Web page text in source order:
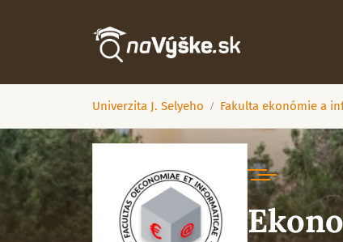
Univerzita J. Selyeho Fakulta ekonómie a